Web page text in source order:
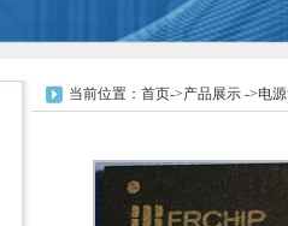
当前位置： 首页->产品展示 ->电